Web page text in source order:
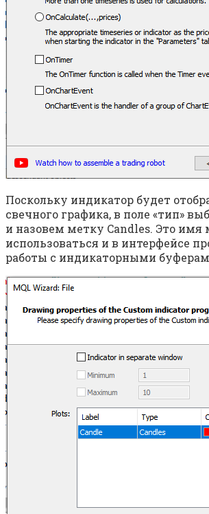
Поскольку индикатор будет
свечного графика, в поле «тип»
и назовем метку Candles. Это имя
использоваться и в интерфейсе
работы с индикаторными